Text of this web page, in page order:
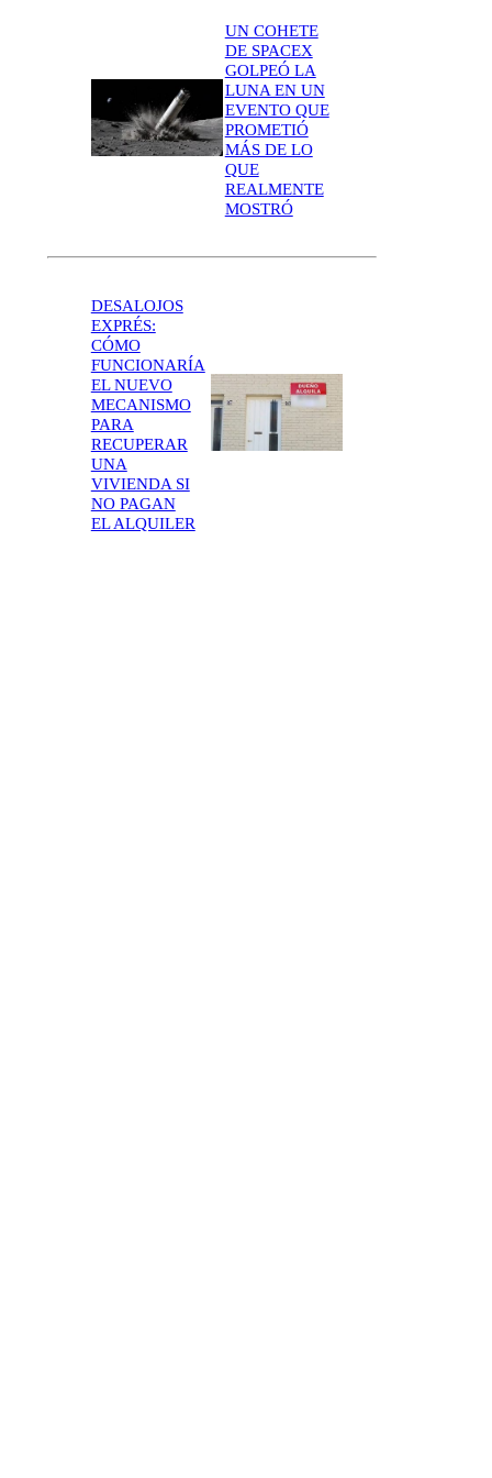
UN COHETE
DE SPACEX
GOLPEÓ LA
LUNA EN UN
EVENTO QUE
PROMETIÓ
MÁS DE LO
QUE
REALMENTE
MOSTRÓ
DESALOJOS
EXPRÉS:
CÓMO
FUNCIONARÍA
EL NUEVO
MECANISMO
PARA
RECUPERAR
UNA
VIVIENDA SI
NO PAGAN
EL ALQUILER